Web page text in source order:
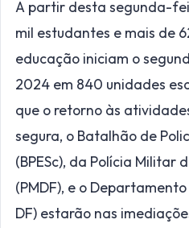
A partir desta segunda-
mil estudantes e mais de
educação iniciam o
2024 em 840 unidades
que o retorno às
segura, o Batalhão de
(BPESc), da Polícia Militar
(PMDF), e o
DF) estarão nas